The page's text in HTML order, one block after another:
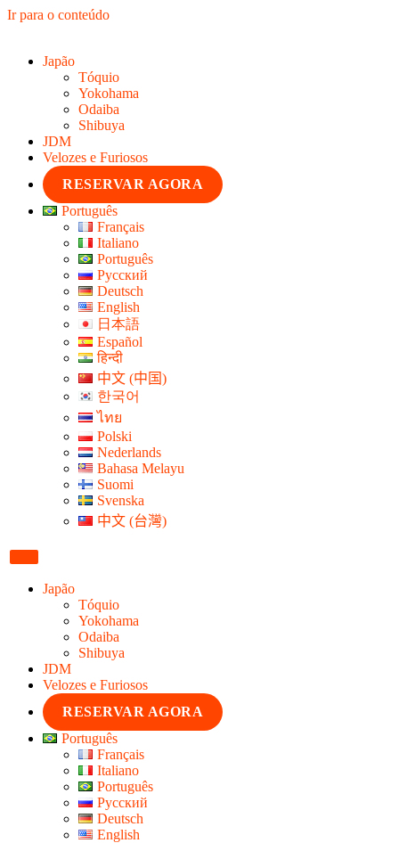
Ir para o conteúdo
Japão
Tóquio
Yokohama
Odaiba
Shibuya
JDM
Velozes e Furiosos
RESERVAR AGORA
Português
Français
Italiano
Português
Русский
Deutsch
English
日本語
Español
हिन्दी
中文 (中国)
한국어
ไทย
Polski
Nederlands
Bahasa Melayu
Suomi
Svenska
中文 (台灣)
Japão
Tóquio
Yokohama
Odaiba
Shibuya
JDM
Velozes e Furiosos
RESERVAR AGORA
Português
Français
Italiano
Português
Русский
Deutsch
English